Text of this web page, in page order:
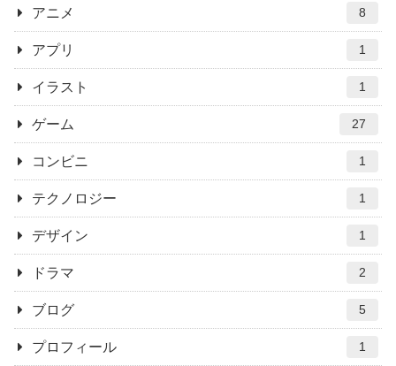
アニメ 8
アプリ 1
イラスト 1
ゲーム 27
コンビニ 1
テクノロジー 1
デザイン 1
ドラマ 2
ブログ 5
プロフィール 1